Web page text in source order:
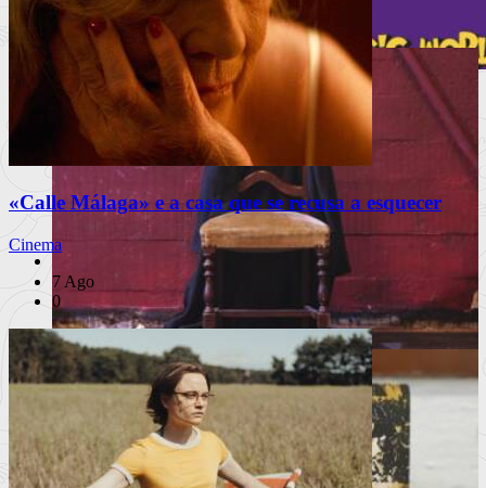
Nepal, a vida criativa
A vida, de robe e ao som de uma marcha
Lisboa volta a ser palco da magia com
175 espetáculos gratuitos
O Festival Internacional de Magia de Rua regressa de 18 a 23
de agosto c
Ler mais
Livros da Semana
«Calle Málaga» e a casa que se recusa a esquecer
Cinema
7 Ago
0
INSTAGRAM